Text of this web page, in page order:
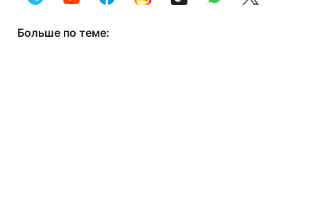
Больше по теме: